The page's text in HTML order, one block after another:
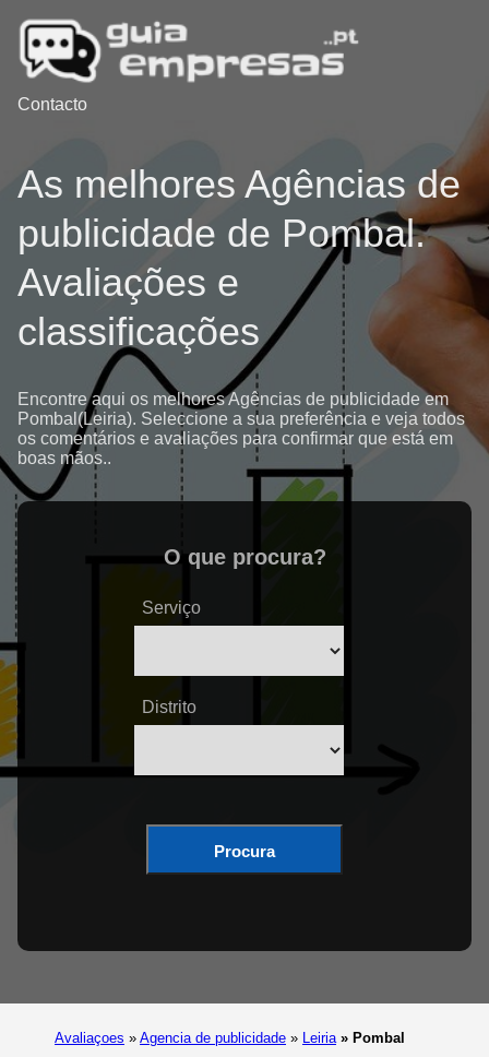
Contacto
As melhores Agências de
publicidade de Pombal.
Avaliações e
classificações
Encontre aqui os melhores Agências de publicidade em
Pombal(Leiria). Seleccione a sua preferência e veja todos
os comentários e avaliações para confirmar que está em
boas mãos..
O que procura?
Serviço
Distrito
Procura
Avaliaçoes » Agencia de publicidade » Leiria » Pombal